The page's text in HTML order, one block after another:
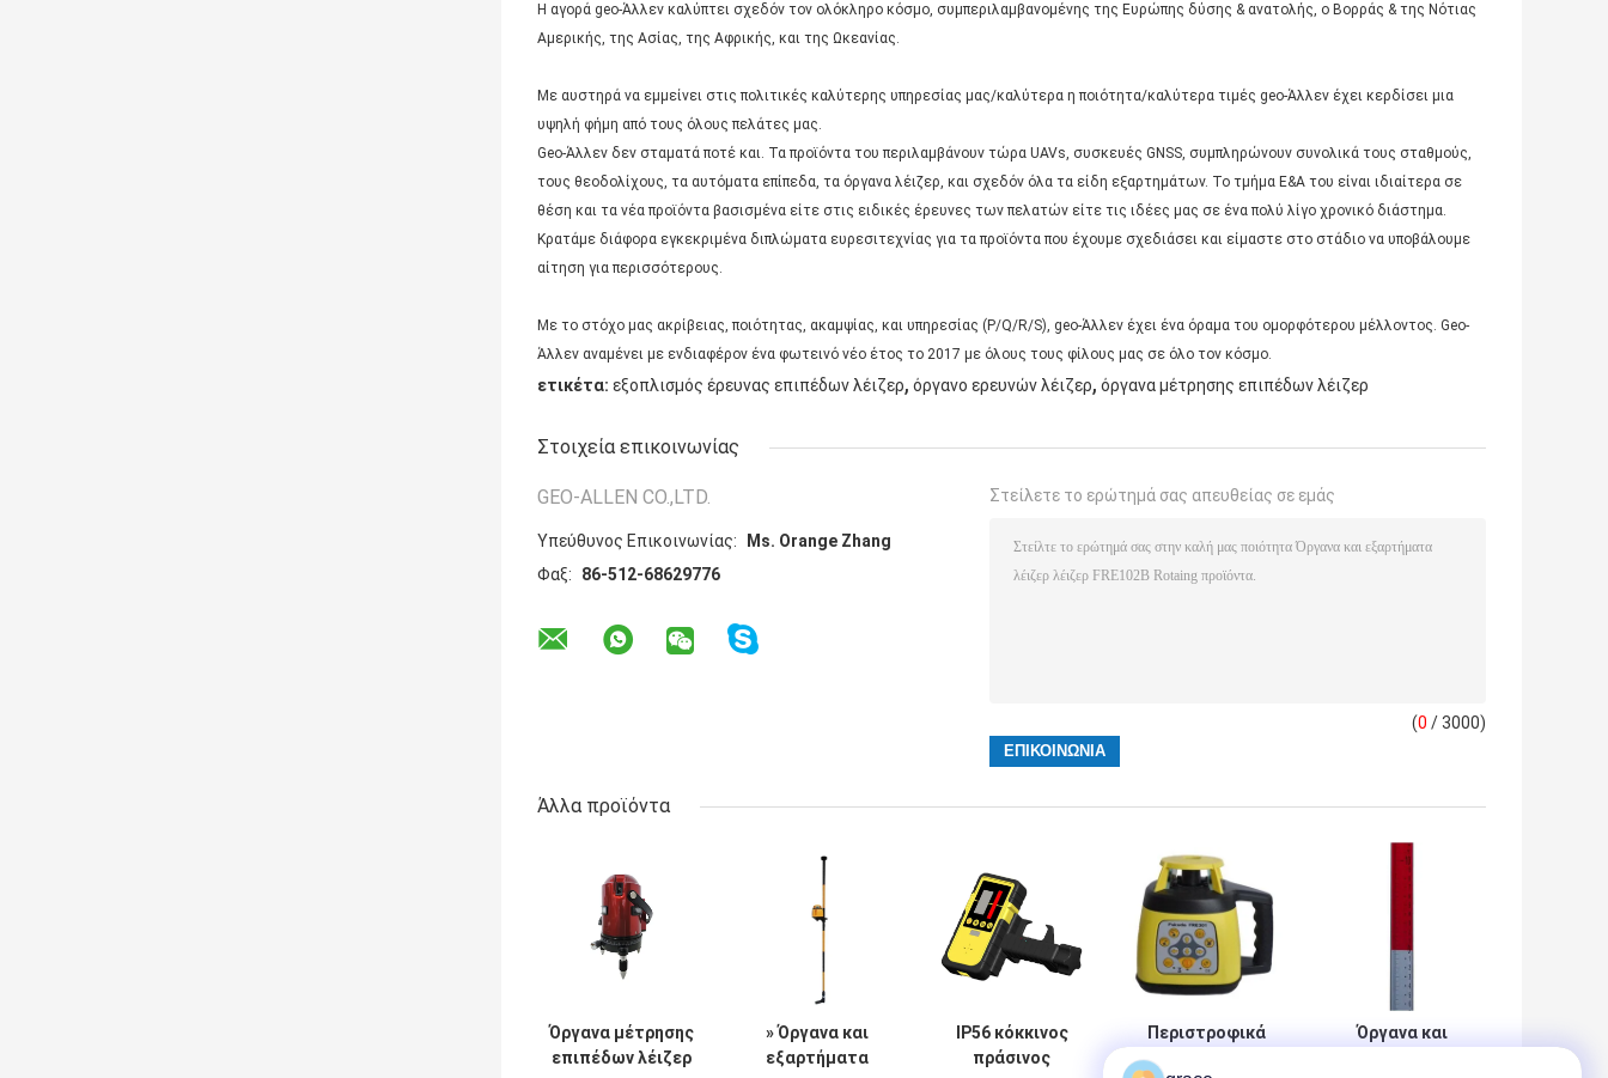
Η αγορά geo-Άλλεν καλύπτει σχεδόν τον ολόκληρο κόσμο, συμπεριλαμβανομένης της Ευρώπης δύσης & ανατολής, ο Βορράς & της Νότιας
Αμερικής, της Ασίας, της Αφρικής, και της Ωκεανίας.
Με αυστηρά να εμμείνει στις πολιτικές καλύτερης υπηρεσίας μας/καλύτερα η ποιότητα/καλύτερα τιμές geo-Άλλεν έχει κερδίσει μια
υψηλή φήμη από τους όλους πελάτες μας.
Geo-Άλλεν δεν σταματά ποτέ και. Τα προϊόντα του περιλαμβάνουν τώρα UAVs, συσκευές GNSS, συμπληρώνουν συνολικά τους σταθμούς,
τους θεοδολίχους, τα αυτόματα επίπεδα, τα όργανα λέιζερ, και σχεδόν όλα τα είδη εξαρτημάτων. Το τμήμα Ε&Α του είναι ιδιαίτερα σε
θέση και τα νέα προϊόντα βασισμένα είτε στις ειδικές έρευνες των πελατών είτε τις ιδέες μας σε ένα πολύ λίγο χρονικό διάστημα.
Κρατάμε διάφορα εγκεκριμένα διπλώματα ευρεσιτεχνίας για τα προϊόντα που έχουμε σχεδιάσει και είμαστε στο στάδιο να υποβάλουμε
αίτηση για περισσότερους.
Με το στόχο μας ακρίβειας, ποιότητας, ακαμψίας, και υπηρεσίας (P/Q/R/S), geo-Άλλεν έχει ένα όραμα του ομορφότερου μέλλοντος. Geo-
Άλλεν αναμένει με ενδιαφέρον ένα φωτεινό νέο έτος το 2017 με όλους τους φίλους μας σε όλο τον κόσμο.
ετικέτα: εξοπλισμός έρευνας επιπέδων λέιζερ, όργανο ερευνών λέιζερ, όργανα μέτρησης επιπέδων λέιζερ
Στοιχεία επικοινωνίας
GEO-ALLEN CO.,LTD.
Υπεύθυνος Επικοινωνίας:
Ms. Orange Zhang
Φαξ:
86-512-68629776
Στείλετε το ερώτημά σας απευθείας σε εμάς
(0 / 3000)
Άλλα προϊόντα
Όργανα μέτρησης
επιπέδων λέιζερ
» Όργανα και
εξαρτήματα
IP56 κόκκινος
πράσινος
Περιστροφικά
Όργανα και